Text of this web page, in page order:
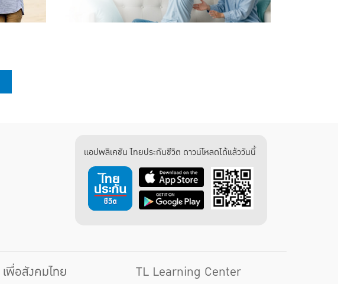
แอปพลิเคชัน ไทยประกันชีวิต ดาวน์โหลดได้แล้ววันนี้
เพื่อสังคมไทย
TL Learning Center